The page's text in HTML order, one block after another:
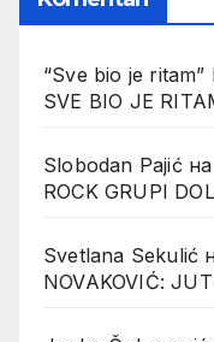
“Sve bio je
SVE BIO JE
Slobodan Pajićна
ROCK GRUPI
Svetlana Sekulić
NOVAKOVIĆ: